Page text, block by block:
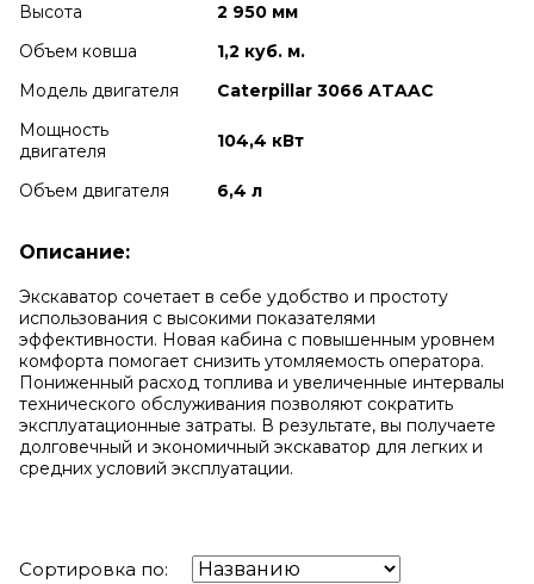
Высота
2 950 мм
Объем ковша
1,2 куб. м.
Модель двигателя
Caterpillar 3066 ATAAC
Мощность
двигателя
104,4 кВт
Объем двигателя 6,4 л
Описание:
Экскаватор сочетает в себе удобство и простоту
использования с высокими показателями
эффективности. Новая кабина с повышенным уровнем
комфорта помогает снизить утомляемость оператора.
Пониженный расход топлива и увеличенные интервалы
технического обслуживания позволяют сократить
эксплуатационные затраты. В результате, вы получаете
долговечный и экономичный экскаватор для легких и
средних условий эксплуатации.
Сортировка по: